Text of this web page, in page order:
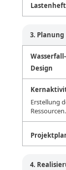
3. Planung
Design
Erstellung
4.